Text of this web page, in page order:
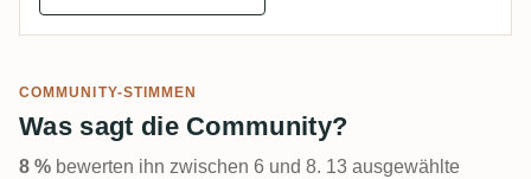
COMMUNITY-STIMMEN
Was sagt die Community?
8 % bewerten ihn zwischen 6 und 8. 13 ausgewählte